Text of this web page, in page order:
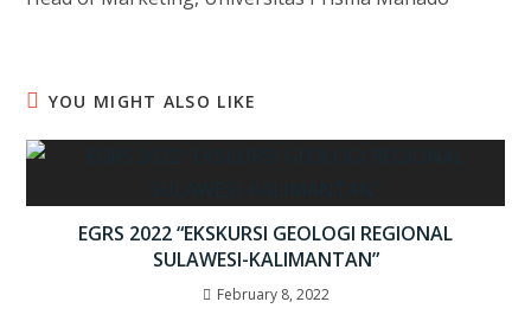
YOU MIGHT ALSO LIKE
EGRS 2022 “EKSKURSI GEOLOGI REGIONAL
SULAWESI-KALIMANTAN”
February 8, 2022